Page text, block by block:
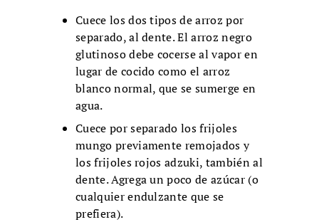
Cuece los dos tipos de arroz por
separado, al dente. El arroz negro
glutinoso debe cocerse al vapor en
lugar de cocido como el arroz
blanco normal, que se sumerge en
agua.
Cuece por separado los frijoles
mungo previamente remojados y
los frijoles rojos adzuki, también al
dente. Agrega un poco de azúcar (o
cualquier endulzante que se
prefiera).